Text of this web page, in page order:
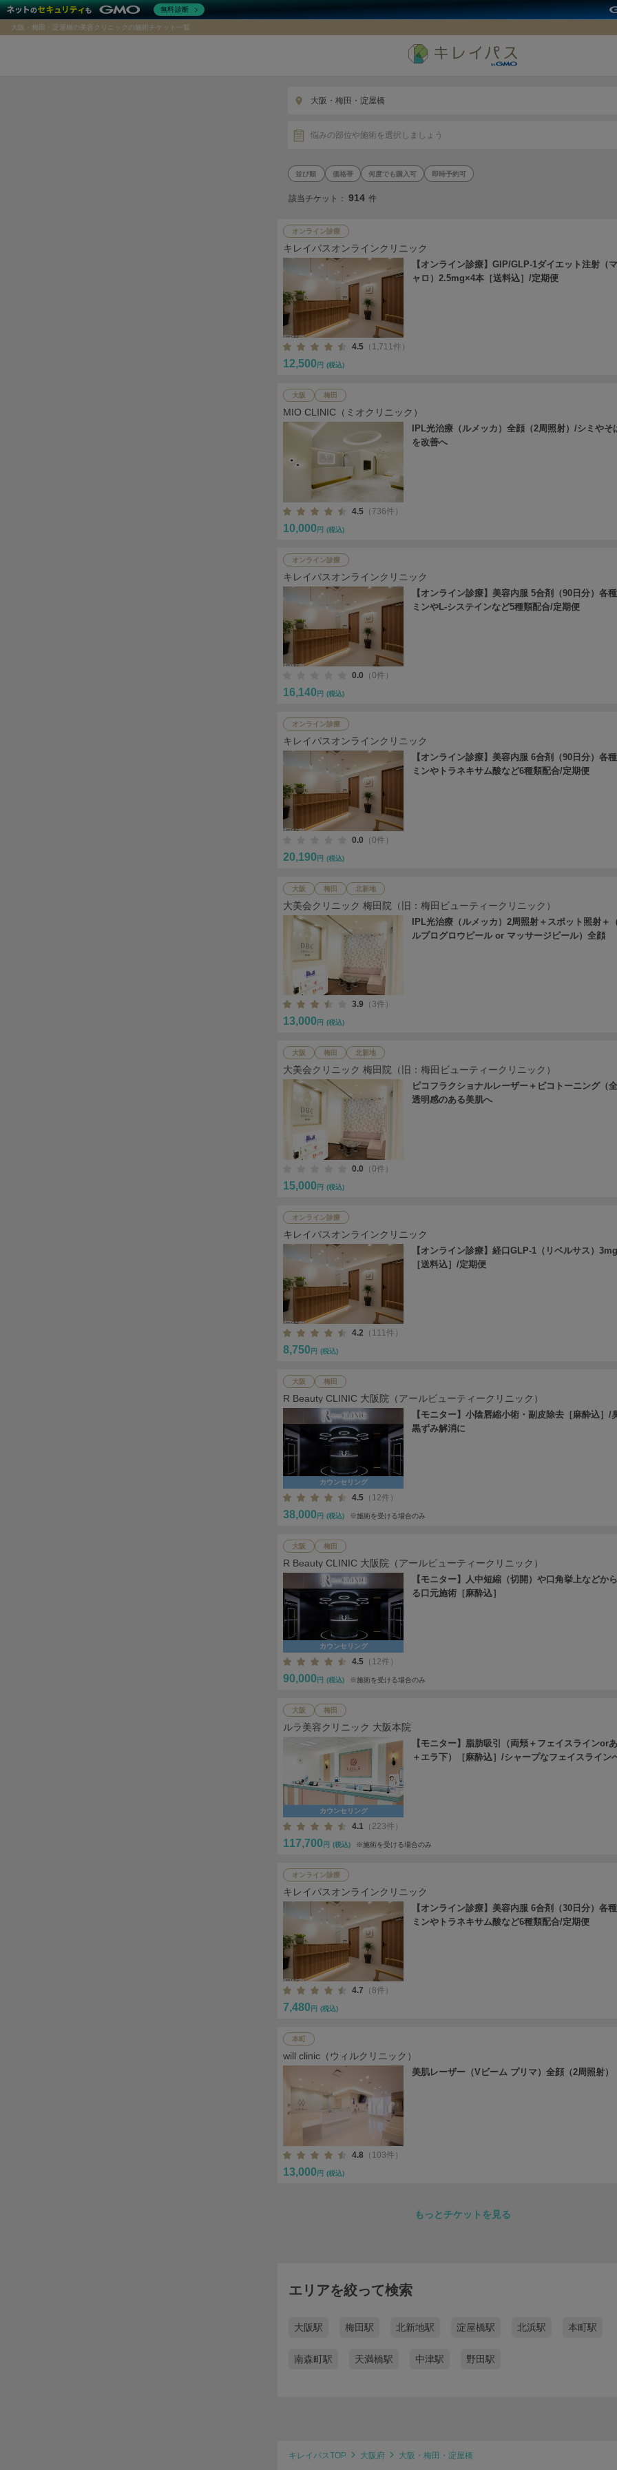
大阪・梅田・淀屋橋の美容クリニックの施術チケット一覧
大阪・梅田・淀屋橋
悩みの部位や施術を選択しましょう
価格帯 何度でも購入可 即時予約可
該当チケット：914 件
オンライン診療
キレイパスオンラインクリニック
【オンライン診療】GIP/GLP-1ダイエット注射（
ャロ）2.5mg×4本［送料込］/定期便
4.5 （1,711件）
12,500 円 (税込)
大阪 梅田
MIO CLINIC（ミオクリニック）
IPL光治療（ルメッカ）全顔（2周照射）/シミやそ
を改善へ
4.5 （736件）
10,000 円 (税込)
オンライン診療
キレイパスオンラインクリニック
【オンライン診療】美容内服 5合剤（90日分）各
ミンやL-システインなど5種類配合/定期便
0.0 （0件）
16,140 円 (税込)
オンライン診療
キレイパスオンラインクリニック
【オンライン診療】美容内服 6合剤（90日分）各
ミンやトラネキサム酸など6種類配合/定期便
0.0 （0件）
20,190 円 (税込)
大阪 梅田 北新地
大美会クリニック 梅田院（旧：梅田ビューティークリニック）
IPL光治療（ルメッカ）2周照射＋スポット照射＋
ルプログロウピール or マッサージピール）全顔
3.9 （3件）
13,000 円 (税込)
大阪 梅田 北新地
大美会クリニック 梅田院（旧：梅田ビューティークリニック）
ピコフラクショナルレーザー＋ピコトーニング（
透明感のある美肌へ
0.0 （0件）
15,000 円 (税込)
オンライン診療
キレイパスオンラインクリニック
【オンライン診療】経口GLP-1（リベルサス）
［送料込］/定期便
4.2 （111件）
8,750 円 (税込)
大阪 梅田
R Beauty CLINIC 大阪院（アールビューティークリニック）
カウンセリング
【モニター】小陰唇縮小術・副皮除去［麻酔込］/
黒ずみ解消に
4.5 （12件）
38,000 円 (税込) ※施術を受ける場合のみ
大阪 梅田
R Beauty CLINIC 大阪院（アールビューティークリニック）
カウンセリング
【モニター】人中短縮（切開）や口角挙上などか
る口元施術［麻酔込］
4.5 （12件）
90,000 円 (税込) ※施術を受ける場合のみ
大阪 梅田
ルラ美容クリニック 大阪本院
カウンセリング
【モニター】脂肪吸引（両頬＋フェイスラインor
＋エラ下）［麻酔込］/シャープなフェイスライン
4.1 （223件）
117,700 円 (税込) ※施術を受ける場合のみ
オンライン診療
キレイパスオンラインクリニック
【オンライン診療】美容内服 6合剤（30日分）各
ミンやトラネキサム酸など6種類配合/定期便
4.7 （8件）
7,480 円 (税込)
本町
will clinic（ウィルクリニック）
美肌レーザー（Vビーム プリマ）全顔（2周照射）
4.8 （103件）
13,000 円 (税込)
もっとチケットを見る
エリアを絞って検索
大阪駅 梅田駅 北新地駅 淀屋橋駅 北浜駅 本町駅
南森町駅 天満橋駅 中津駅 野田駅
キレイパスTOP 大阪府 大阪・梅田・淀屋橋
無料診断